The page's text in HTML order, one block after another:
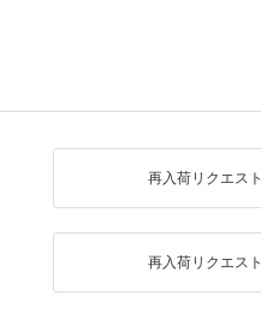
再入荷リクエスト
再入荷リクエスト